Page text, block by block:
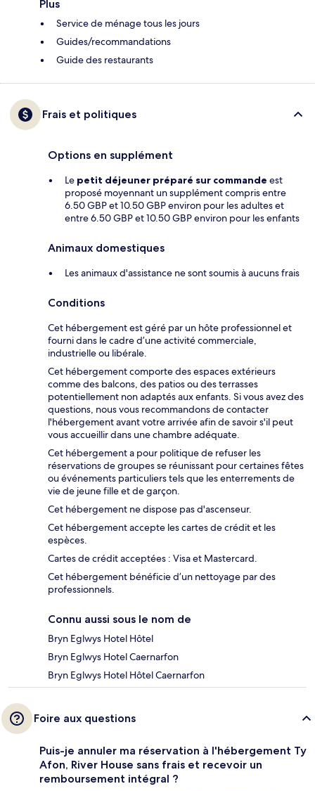
Plus
Service de ménage tous les jours
Guides/recommandations
Guide des restaurants
Frais et politiques
Options en supplément
Le petit déjeuner préparé sur commande est
proposé moyennant un supplément compris entre
6.50 GBP et 10.50 GBP environ pour les adultes et
entre 6.50 GBP et 10.50 GBP environ pour les enfants
Animaux domestiques
Les animaux d'assistance ne sont soumis à aucuns frais
Conditions
Cet hébergement est géré par un hôte professionnel et
fourni dans le cadre d’une activité commerciale,
industrielle ou libérale.
Cet hébergement comporte des espaces extérieurs
comme des balcons, des patios ou des terrasses
potentiellement non adaptés aux enfants. Si vous avez des
questions, nous vous recommandons de contacter
l'hébergement avant votre arrivée afin de savoir s'il peut
vous accueillir dans une chambre adéquate.
Cet hébergement a pour politique de refuser les
réservations de groupes se réunissant pour certaines fêtes
ou événements particuliers tels que les enterrements de
vie de jeune fille et de garçon.
Cet hébergement ne dispose pas d'ascenseur.
Cet hébergement accepte les cartes de crédit et les
espèces.
Cartes de crédit acceptées : Visa et Mastercard.
Cet hébergement bénéficie d’un nettoyage par des
professionnels.
Connu aussi sous le nom de
Bryn Eglwys Hotel Hôtel
Bryn Eglwys Hotel Caernarfon
Bryn Eglwys Hotel Hôtel Caernarfon
Foire aux questions
Puis-je annuler ma réservation à l'hébergement Ty
Afon, River House sans frais et recevoir un
remboursement intégral ?